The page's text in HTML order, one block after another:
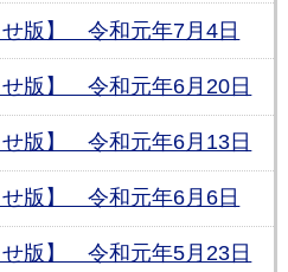
せ版】 令和元年7月4日
せ版】 令和元年6月20日
版】 令和元年6月13日
版】 令和元年6月6日
版】 令和元年5月23日